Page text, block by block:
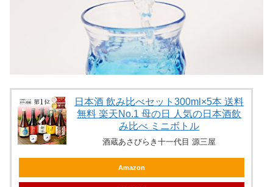
日本酒 飲み比べセット300ml×5本 送料
無料 楽天No.1 母の日 人気の日本酒飲
み比べ ミニボトル
酒蔵あさびらき十一代目 源三屋
Amazon